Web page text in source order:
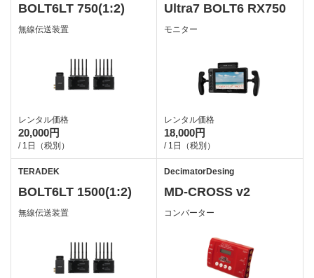
BOLT6LT 750(1:2)
無線伝送装置
レンタル価格
20,000円
/ 1日（税別）
Ultra7 BOLT6 RX750
モニター
レンタル価格
18,000円
/ 1日（税別）
TERADEK
BOLT6LT 1500(1:2)
無線伝送装置
DecimatorDesing
MD-CROSS v2
コンバーター